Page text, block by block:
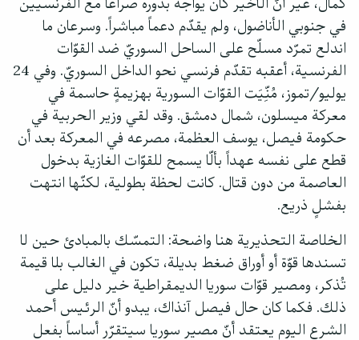
في جنوبي الأناضول، ولم يقدّم دعماً مباشراً. وسرعان ما
اندلع تمرّد مسلّح على الساحل السوريّ ضد القوّات
الفرنسية، أعقبه تقدّم فرنسي نحو الداخل السوريّ. وفي 24
يوليو/تموز، مُنِّيَت القوّات السورية بهزيمةٍ حاسمة في
معركة ميسلون، شمال دمشق. وقد لقي وزير الحربية في
حكومة فيصل، يوسف العظمة، مصرعه في المعركة بعد أن
قطع على نفسه عهداً بألّا يسمح للقوّات الغازية بدخول
العاصمة من دون قتال. كانت لحظة بطولية، لكنّها انتهت
بفشلٍ ذريع.
الخلاصة التحذيرية هنا واضحة: التمسّك بالمبادئ حين لا
تسندها قوّة أو أوراق ضغط بديلة، تكون في الغالب بلا قيمة
تُذكر، ومصير قوّات سوريا الديمقراطية خير دليل على
ذلك. فكما كان حال فيصل آنذاك، يبدو أنّ الرئيس أحمد
الشرع اليوم يعتقد أنّ مصير سوريا سيتقرّر أساساً بفعل